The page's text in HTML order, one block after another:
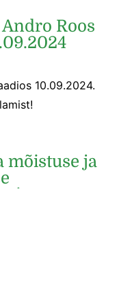
Roos
10.09.2024.
mõistuse ja